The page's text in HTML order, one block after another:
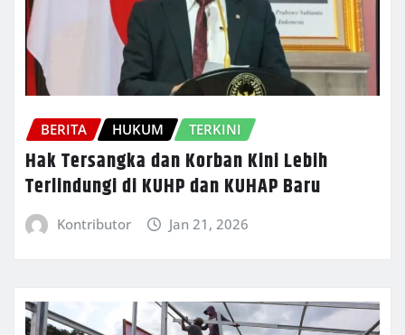
BERITA HUKUM TERKINI
Hak Tersangka dan Korban Kini Lebih
Terlindungi di KUHP dan KUHAP Baru
Kontributor Jan 21, 2026